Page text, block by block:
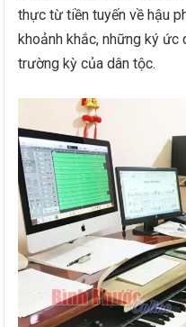
thực từ tiền tuyến về hậu
khoảnh khắc, những ký ức
trường kỳ của dân tộc.